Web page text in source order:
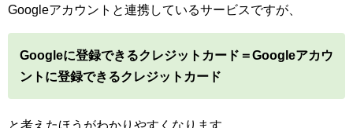
Googleアカウントと連携しているサービスですが、
Googleに登録できるクレジットカード＝Googleアカウ
ントに登録できるクレジットカード
と考えたほうがわかりやすくなります。